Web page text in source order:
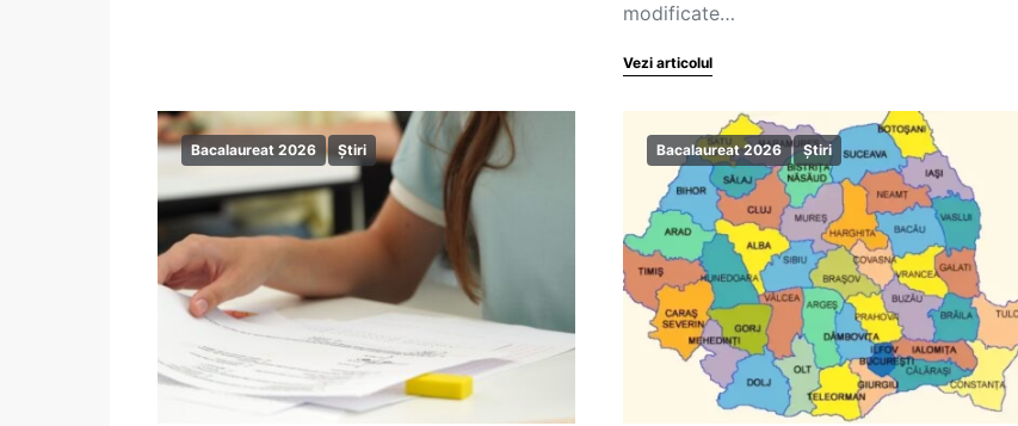
modificate…
Vezi articolul
Bacalaureat 2026 Știri Bacalaureat 2026 Știri